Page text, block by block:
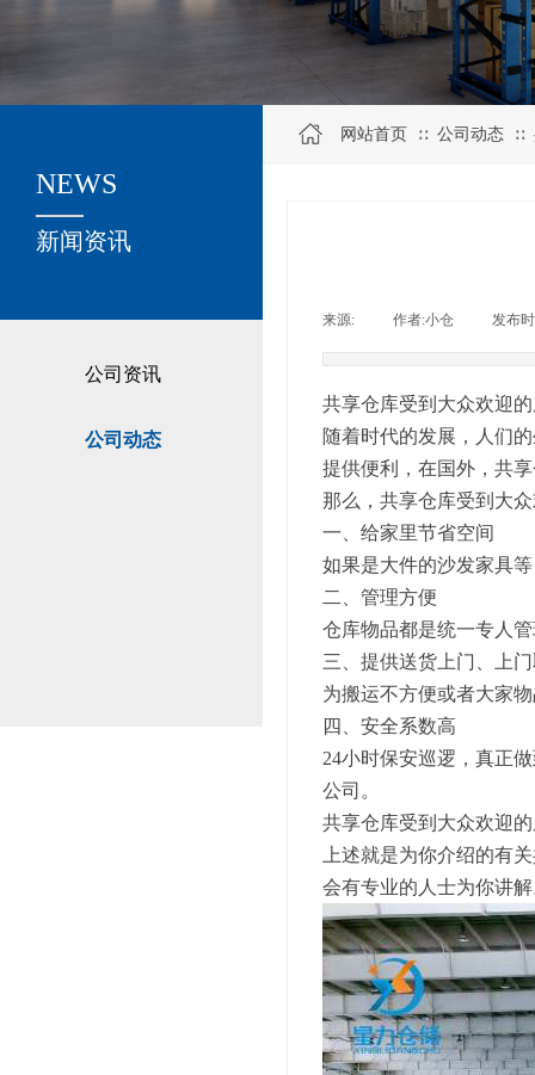
公司资讯
公司动态
关于我们
新闻资讯
NEWS
网站首页 ∷ 公司动态 ∷
来源: 作者:小仓 发布
共享仓库受到大众欢迎
随着时代的发展，人们
提供便利，在国外，共
那么，共享仓库受到大
一、给家里节省空间
如果是大件的沙发家具
二、管理方便
仓库物品都是统一专人
三、提供送货上门、上
为搬运不方便或者大家
四、安全系数高
24小时保安巡逻，真正
公司。
共享仓库受到大众欢迎
上述就是为你介绍的有
会有专业的人士为你讲